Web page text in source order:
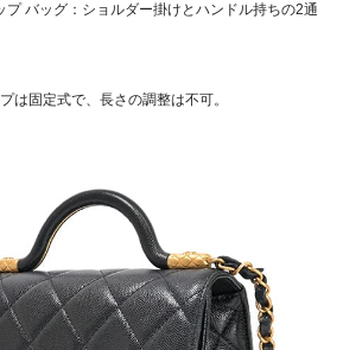
プ バッグ：ショルダー掛けとハンドル持ちの2通
は固定式で、長さの調整は不可。